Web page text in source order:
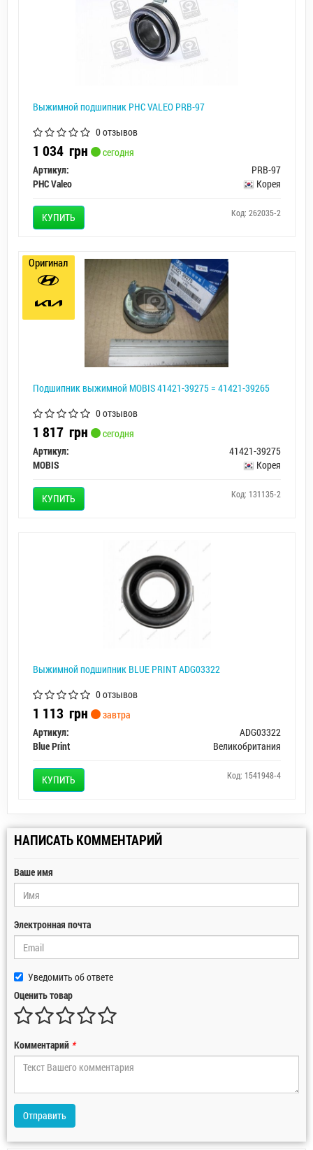
Выжимной подшипник PHC VALEO PRB-97
0 отзывов
1 034 грн
сегодня
Артикул:
PRB-97
PHC Valeo
Корея
КУПИТЬ Код: 262035-2
Подшипник выжимной MOBIS 41421-39275 = 41421-39265
0 отзывов
1 817 грн
сегодня
Артикул:
41421-39275
MOBIS
Корея
КУПИТЬ Код: 131135-2
Оригинал
Выжимной подшипник BLUE PRINT ADG03322
0 отзывов
1 113 грн
завтра
Артикул:
ADG03322
Blue Print
Великобритания
КУПИТЬ Код: 1541948-4
НАПИСАТЬ КОММЕНТАРИЙ
Ваше имя
Электронная почта
Уведомить об ответе
Оценить товар
Комментарий *
Отправить